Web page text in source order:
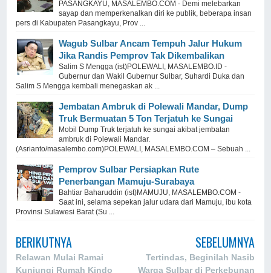
PASANGKAYU, MASALEMBO.COM - Demi melebarkan
sayap dan memperkenalkan diri ke publik, beberapa insan
pers di Kabupaten Pasangkayu, Prov ...
Wagub Sulbar Ancam Tempuh Jalur Hukum
Jika Randis Pemprov Tak Dikembalikan
Salim S Mengga (ist)POLEWALI, MASALEMBO.ID -
Gubernur dan Wakil Gubernur Sulbar, Suhardi Duka dan
Salim S Mengga kembali menegaskan ak ...
Jembatan Ambruk di Polewali Mandar, Dump
Truk Bermuatan 5 Ton Terjatuh ke Sungai
Mobil Dump Truk terjatuh ke sungai akibat jembatan
ambruk di Polewali Mandar.
(Asrianto/masalembo.com)POLEWALI, MASALEMBO.COM – Sebuah ...
Pemprov Sulbar Persiapkan Rute
Penerbangan Mamuju-Surabaya
Bahtiar Baharuddin (ist)MAMUJU, MASALEMBO.COM -
Saat ini, selama sepekan jalur udara dari Mamuju, ibu kota
Provinsi Sulawesi Barat (Su ...
BERIKUTNYA
Relawan Mulai Ramai
Kunjungi Rumah Kindo
SEBELUMNYA
Tertindas, Beginilah Nasib
Warga Sulbar di Perkebunan